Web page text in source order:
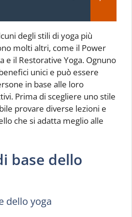
degli stili di yoga più
molti altri, come il Power
e il Restorative Yoga. Ognuno
unici e può essere
in base alle loro
Prima di scegliere uno stile
provare diverse lezioni e
che si adatta meglio alle
base dello
dello yoga